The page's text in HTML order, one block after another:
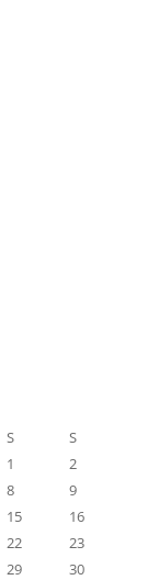
S
S
1
2
8
9
15
16
22
23
29
30